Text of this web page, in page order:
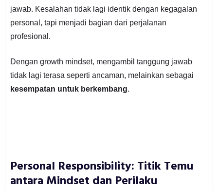
jawab. Kesalahan tidak lagi identik dengan kegagalan
personal, tapi menjadi bagian dari perjalanan
profesional.
Dengan growth mindset, mengambil tanggung jawab
tidak lagi terasa seperti ancaman, melainkan sebagai
kesempatan untuk berkembang.
Personal Responsibility: Titik Temu
antara Mindset dan Perilaku